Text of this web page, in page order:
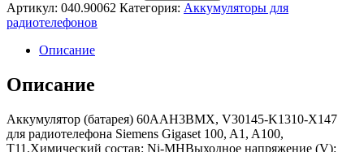
Артикул: 040.90062 Категория: Аккумуляторы для
радиотелефонов
Описание
Описание
Аккумулятор (батарея) 60AAH3BMX, V30145-K1310-X147
для радиотелефона Siemens Gigaset 100, A1, A100,
T11.Химический состав: Ni-MHВыходное напряжение (V):